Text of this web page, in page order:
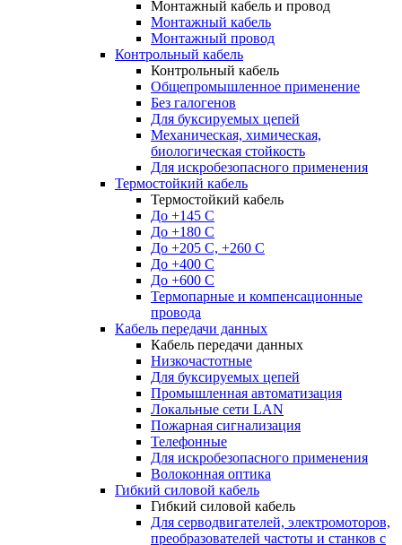
Монтажный кабель и провод
Монтажный кабель
Монтажный провод
Контрольный кабель
Контрольный кабель
Общепромышленное применение
Без галогенов
Для буксируемых цепей
Механическая, химическая,
биологическая стойкость
Для искробезопасного применения
Термостойкий кабель
Термостойкий кабель
До +145 С
До +180 C
До +205 С, +260 С
До +400 C
До +600 С
Термопарные и компенсационные
провода
Кабель передачи данных
Кабель передачи данных
Низкочастотные
Для буксируемых цепей
Промышленная автоматизация
Локальные сети LAN
Пожарная сигнализация
Телефонные
Для искробезопасного применения
Волоконная оптика
Гибкий силовой кабель
Гибкий силовой кабель
Для серводвигателей, электромоторов,
преобразователей частоты и станков с